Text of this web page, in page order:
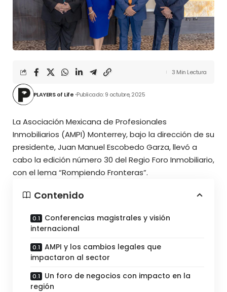
PLAYERS of Life Publicado: 9 octubre, 2025
3 Min Lectura
La Asociación Mexicana de Profesionales
Inmobiliarios (AMPI) Monterrey, bajo la dirección de su
presidente, Juan Manuel Escobedo Garza, llevó a
cabo la edición número 30 del Regio Foro Inmobiliario,
con el lema “Rompiendo Fronteras”.
Contenido
Conferencias magistrales y visión
internacional
AMPI y los cambios legales que
impactaron al sector
Un foro de negocios con impacto en la
región